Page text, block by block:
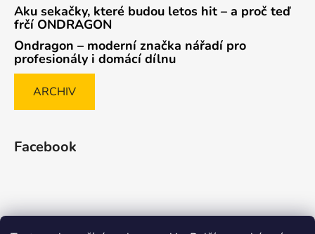
Aku sekačky, které budou letos hit – a proč teď
frčí ONDRAGON
Ondragon – moderní značka nářadí pro
profesionály i domácí dílnu
ARCHIV
Facebook